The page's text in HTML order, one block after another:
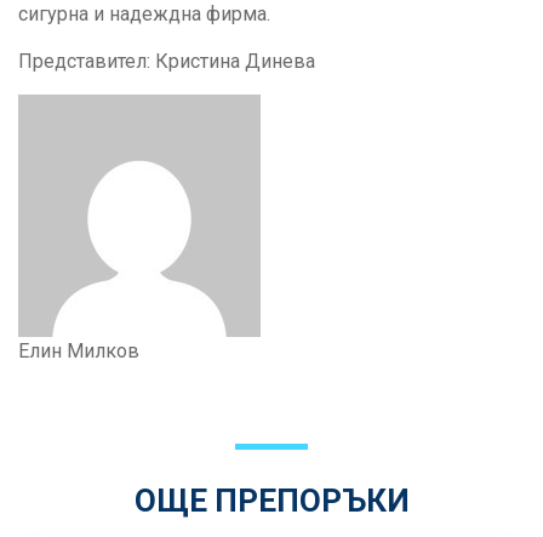
сигурна и надеждна фирма.
Представител: Кристина Динева
Елин Милков
ОЩЕ ПРЕПОРЪКИ